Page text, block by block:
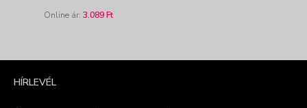
Online ár: 3.089 Ft
HÍRLEVÉL